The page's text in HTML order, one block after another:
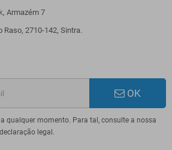
Armazém 7
Raso, 2710-142, Sintra.
OK
qualquer momento. Para tal, consulte a nossa
legal.